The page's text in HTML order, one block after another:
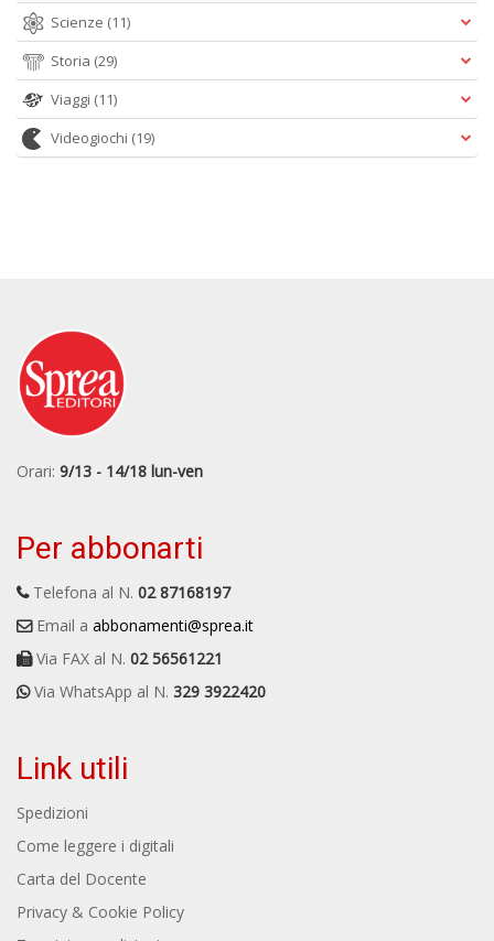
Scienze (11)
Storia (29)
Viaggi (11)
Videogiochi (19)
Orari: 9/13 - 14/18 lun-ven
Per abbonarti
Telefona al N. 02 87168197
Email a abbonamenti@sprea.it
Via FAX al N. 02 56561221
Via WhatsApp al N. 329 3922420
Link utili
Spedizioni
Come leggere i digitali
Carta del Docente
Privacy & Cookie Policy